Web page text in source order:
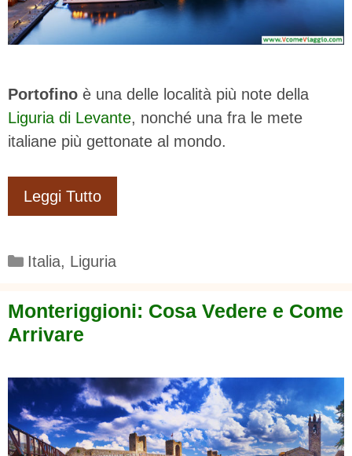
Portofino è una delle località più note della
Liguria di Levante, nonché una fra le mete
italiane più gettonate al mondo.
Leggi Tutto
Categorie
Italia, Liguria
Monteriggioni: Cosa Vedere e Come
Arrivare